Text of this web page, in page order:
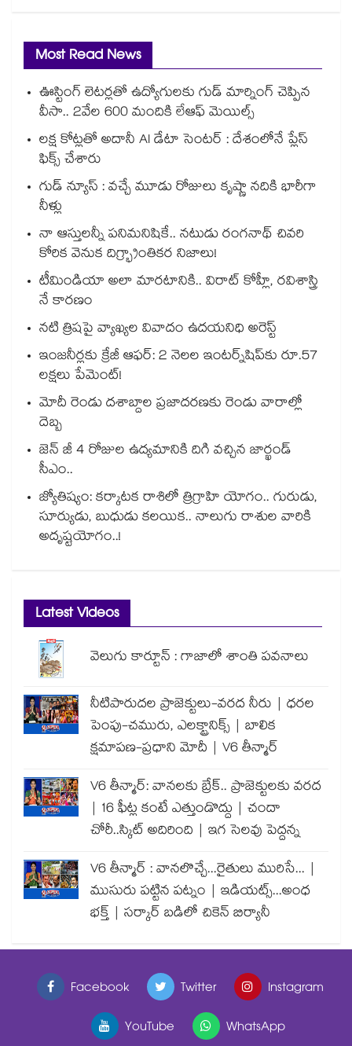
Most Read News
ఊస్టింగ్ లెటర్లతో ఉద్యోగులకు గుడ్ మార్నింగ్ చెప్పిన
వీసా.. 2వేల 600 మందికి లేఆఫ్ మెయిల్స్
లక్ష కోట్లతో అదానీ AI డేటా సెంటర్ : దేశంలోనే ప్లేస్
ఫిక్స్ చేశారు
గుడ్ న్యూస్ : వచ్చే మూడు రోజులు కృష్ణా నదికి భారీగా
నీళ్లు
నా ఆస్తులన్నీ పనిమనిషికే.. నటుడు రంగనాథ్ చివరి
కోరిక వెనుక దిగ్భ్రాంతికర నిజాలు!
టీమిండియా అలా మారటానికి.. విరాట్ కోహ్లీ, రవిశాస్త్రి
నే కారణం
నటి త్రిషపై వ్యాఖ్యల వివాదం ఉదయనిధి అరెస్ట్
ఇంజనీర్లకు క్రేజీ ఆఫర్: 2 నెలల ఇంటర్న్‌షిప్‌కు రూ.57
లక్షలు పేమెంట్!
మోదీ రెండు దశాబ్దాల ప్రజాదరణకు రెండు వారాల్లో
దెబ్బ
జెన్ జీ 4 రోజుల ఉద్యమానికి దిగి వచ్చిన జార్ఖండ్
సీఎం..
జ్యోతిష్యం: కర్కాటక రాశిలో త్రిగ్రాహి యోగం.. గురుడు,
సూర్యుడు, బుధుడు కలయిక.. నాలుగు రాశుల వారికి
అదృష్టయోగం..!
Latest Videos
వెలుగు కార్టూన్ : గాజాలో శాంతి పవనాలు
నీటిపారుదల ప్రాజెక్టులు-వరద నీరు | ధరల
పెంపు-చమురు, ఎలక్ట్రానిక్స్ | బాలిక
క్షమాపణ-ప్రధాని మోదీ | V6 తీన్మార్
V6 తీన్మార్: వానలకు బ్రేక్.. ప్రాజెక్టులకు వరద
| 16 ఫీట్ల కంటే ఎత్తుండొద్దు | చందా
చోరీ..స్కిట్ అదిరింది | ఇగ సెలవు పెద్దన్న
V6 తీన్మార్ : వానలొచ్చే...రైతులు మురిసే... |
ముసురు పట్టిన పట్నం | ఇడియట్స్...అంధ
భక్త్ | సర్కార్ బడిలో చికెన్ బిర్యానీ
Facebook Twitter
Instagram
YouTube
WhatsApp